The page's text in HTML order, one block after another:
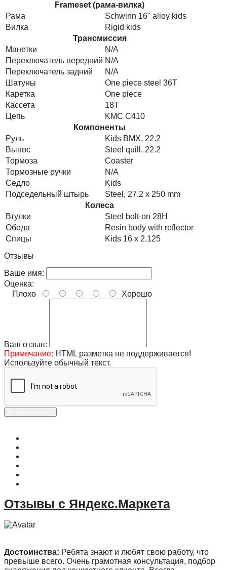
Frameset (рама-вилка)
Рама
Schwinn 16" alloy kids
Вилка
Rigid kids
Трансмиссия
Манетки
N/A
Переключатель передний N/A
Переключатель задний
N/A
Шатуны
One piece steel 36T
Каретка
One piece
Кассета
18T
Цепь
KMC C410
Компоненты
Руль
Kids BMX, 22.2
Вынос
Steel quill, 22.2
Тормоза
Coaster
Тормозные ручки
N/A
Седло
Kids
Подседельный штырь
Steel, 27.2 x 250 mm
Колеса
Втулки
Steel bolt-on 28H
Обода
Resin body with reflector
Спицы
Kids 16 x 2.125
Отзывы
Ваше имя:
Оценка:
Плохо
Хорошо
Ваш отзыв:
Примечание: HTML разметка не поддерживается!
Используйте обычный текст.
Отзывы с Яндекс.Маркета
Достоинства: Ребята знают и любят свою работу, что
превыше всего. Очень грамотная консультация, подбор